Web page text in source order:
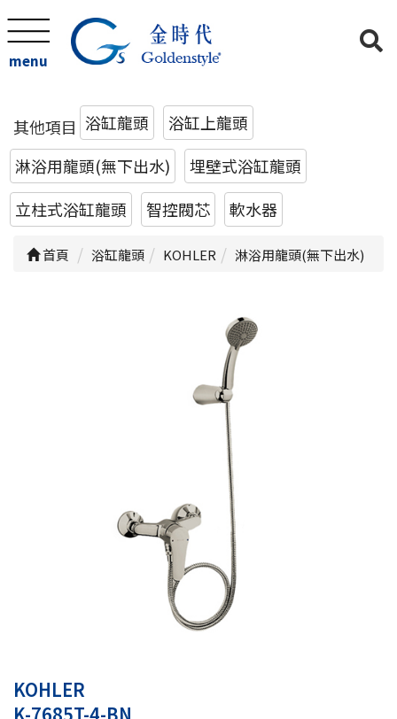
menu
其他項目 浴缸龍頭
浴缸上龍頭
淋浴用龍頭(無下出水)
埋壁式浴缸龍頭
立柱式浴缸龍頭
智控閥芯 軟水器
首頁 浴缸龍頭 KOHLER 淋浴用龍頭(無下出水)
KOHLER